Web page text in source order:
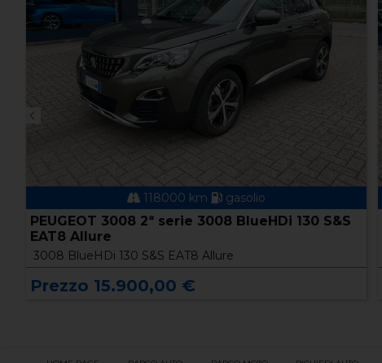
118000 km gasolio
PEUGEOT 3008 2ª serie 3008 BlueHDi 130 S&S
EAT8 Allure
3008 BlueHDi 130 S&S EAT8 Allure
Prezzo 15.900,00 €